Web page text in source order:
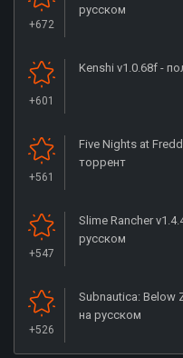
+672
русском
+601
Kenshi v1.0.68f -
+561
Five Nights at
торрент
+547
Slime Rancher
русском
+526
Subnautica: Below
на русском